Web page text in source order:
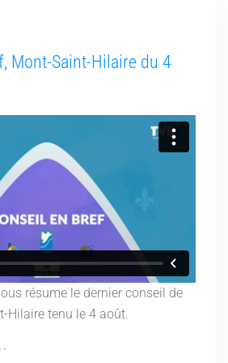
Mont-Saint-Hilaire du 4
résume le dernier conseil de
Hilaire tenu le 4 août.
-